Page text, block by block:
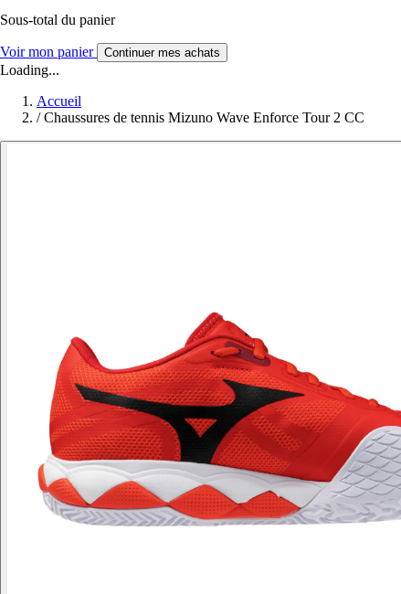
Sous-total du panier
Voir mon panier Continuer mes achats
Loading...
Accueil
/ Chaussures de tennis Mizuno Wave Enforce Tour 2 CC